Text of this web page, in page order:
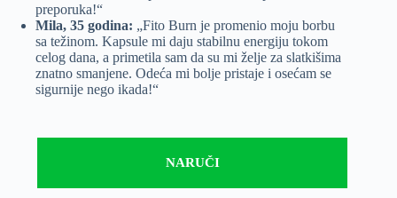
preporuka!“
Mila, 35 godina: „Fito Burn je promenio moju borbu
sa težinom. Kapsule mi daju stabilnu energiju tokom
celog dana, a primetila sam da su mi želje za slatkišima
znatno smanjene. Odeća mi bolje pristaje i osećam se
sigurnije nego ikada!“
NARUČI